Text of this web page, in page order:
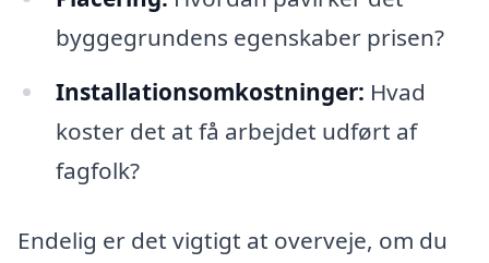
byggegrundens egenskaber prisen?
Installationsomkostninger: Hvad
koster det at få arbejdet udført af
fagfolk?
Endelig er det vigtigt at overveje, om du